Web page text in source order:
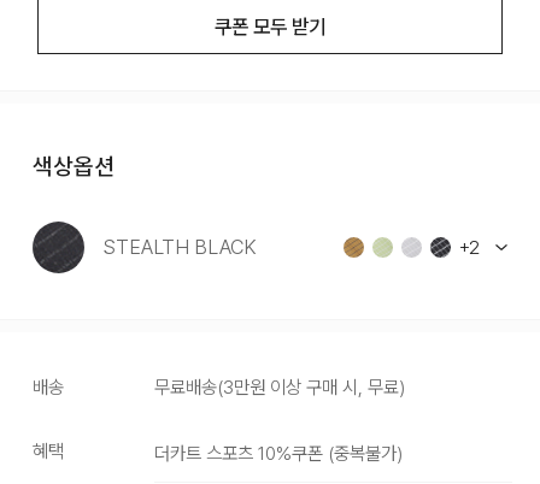
쿠폰 모두 받기
색상옵션
STEALTH BLACK +2
배송 무료배송(3만원 이상 구매 시, 무료)
혜택 더카트 스포츠 10%쿠폰(중복불가)